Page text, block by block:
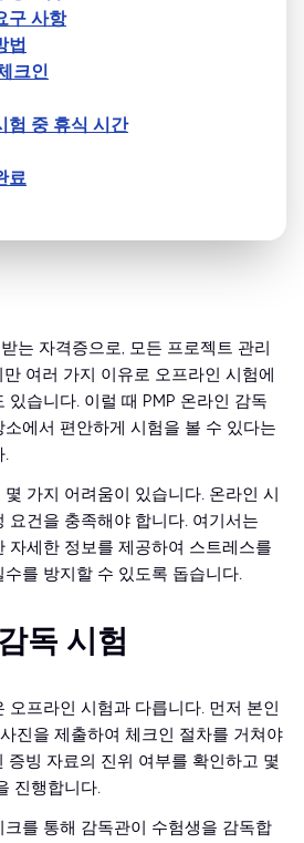
구 사항
법
크인
험 중 휴식 시간
료
는 자격증으로, 모든 프로젝트 관리
여러 가지 이유로 오프라인 시험에
있습니다. 이럴 때 PMP 온라인 감독
에서 편안하게 시험을 볼 수 있다는
.
가지 어려움이 있습니다. 온라인 시
요건을 충족해야 합니다. 여기서는
자세한 정보를 제공하여 스트레스를
를 방지할 수 있도록 돕습니다.
독 시험
오프라인 시험과 다릅니다. 먼저 본인
진을 제출하여 체크인 절차를 거쳐야
증빙 자료의 진위 여부를 확인하고 몇
진행합니다.
를 통해 감독관이 수험생을 감독합